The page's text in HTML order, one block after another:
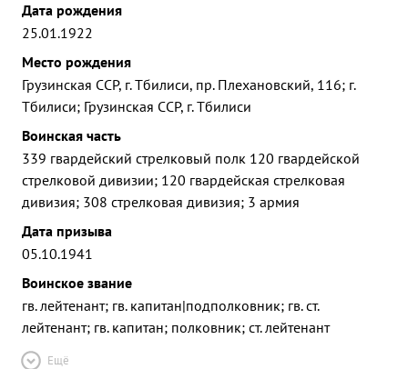
Дата рождения
25.01.1922
Место рождения
Грузинская ССР, г. Тбилиси, пр. Плехановский, 116; г.
Тбилиси; Грузинская ССР, г. Тбилиси
Воинская часть
339 гвардейский стрелковый полк 120 гвардейской
стрелковой дивизии; 120 гвардейская стрелковая
дивизия; 308 стрелковая дивизия; 3 армия
Дата призыва
05.10.1941
Воинское звание
гв. лейтенант; гв. капитан|подполковник; гв. ст.
лейтенант; гв. капитан; полковник; ст. лейтенант
Ещё